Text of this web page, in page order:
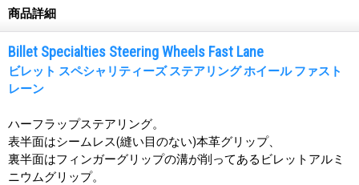
商品詳細
Billet Specialties Steering Wheels Fast Lane
ビレット スペシャリティーズ ステアリング ホイール ファスト
レーン
ハーフラップステアリング。
表半面はシームレス(縫い目のない)本革グリップ、
裏半面はフィンガーグリップの溝が削ってあるビレットアルミ
ニウムグリップ。